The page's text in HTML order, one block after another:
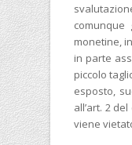
comunque
monetine,
in parte
piccolo
esposto,
all’art. 2
viene